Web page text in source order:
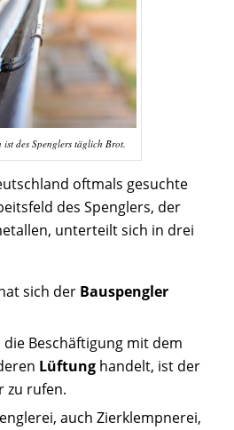
des Spenglers täglich Brot.
oftmals gesuchte
des Spenglers, der
unterteilt sich in drei
sich der Bauspengler
Beschäftigung mit dem
Lüftunghandelt, ist der
zu rufen.
auch Zierklempnerei,